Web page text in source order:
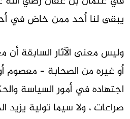
يبقى لنا أحد ممن خاض في
وليس معنى الآثار السابقة
أو غيره من الصحابة – معصوم
اجتهاده في أمور السياسة
صراعات ، ولا سيما تولية يزيد